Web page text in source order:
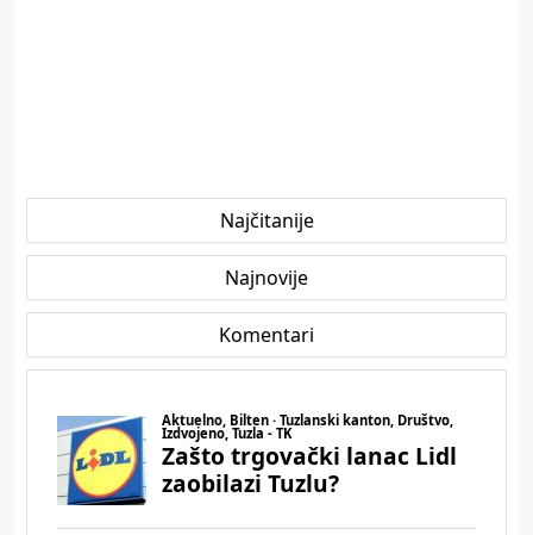
Najčitanije
Najnovije
Komentari